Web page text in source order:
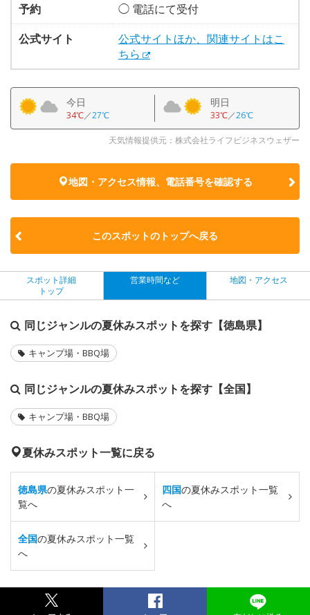
予約
◯ 電話にて受付
公式サイト
公式サイトほか、関連サイトはこ
ちら
今日
34℃／27℃
明日
33℃／26℃
天気情報提供元：株式会社ライフビジネスウェザー
地図・アクセス情報、電話番号を確認する
このスポットのトップへ戻る
スポット詳細
トップ
営業時間など 地図・アクセス
同じジャンルの夏休みスポットを探す【徳島県】
キャンプ場・BBQ場
同じジャンルの夏休みスポットを探す【全国】
キャンプ場・BBQ場
夏休みスポット一覧に戻る
徳島県の夏休みスポット一
覧へ
四国の夏休みスポット一覧
へ
全国の夏休みスポット一覧
へ